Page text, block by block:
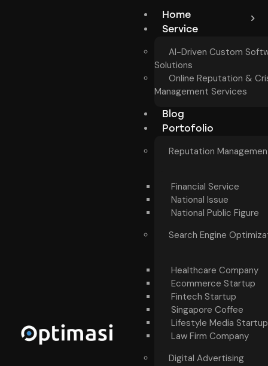
Home
Service
AI-Driven Custom
Solutions
Online Reputation &
Management Services
Blog
Portofolio
Reputation
Financial Service
National Issue
National Public Figure
Search Engine
Healthcare Company
Ecommerce Startup
Fintech Startup
Singapore Coffee
Lifestyle Media Startup
Law Firm Company
Digital Advertising